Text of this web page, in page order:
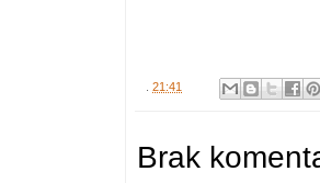
21:41
Brak